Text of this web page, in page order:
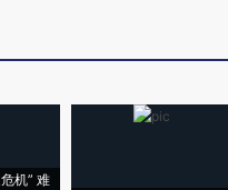
机” 难